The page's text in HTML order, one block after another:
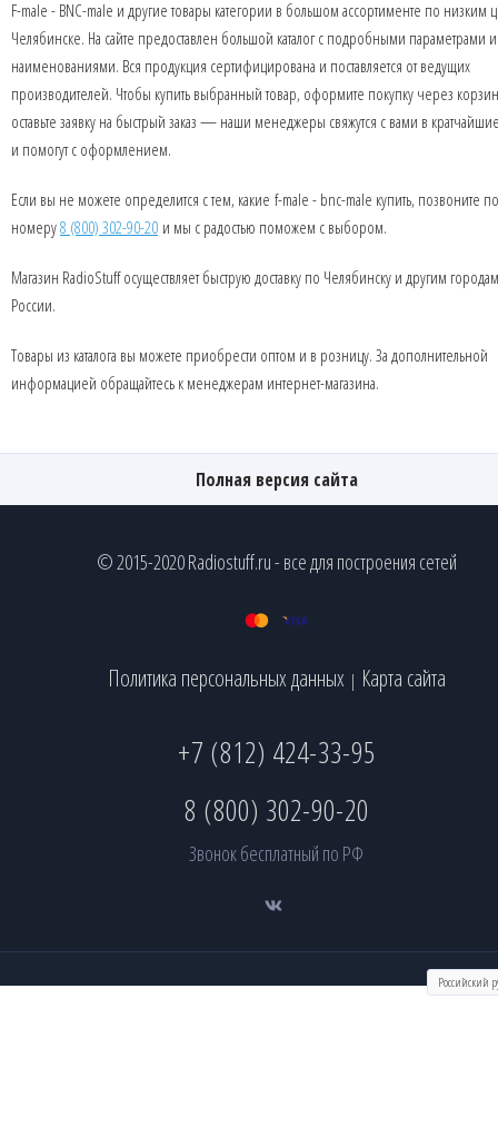
F-male - BNC-male и другие товары категории в большом ассортименте по низким
Челябинске. На сайте предоставлен большой каталог с подробными параметрами и
наименованиями. Вся продукция сертифицирована и поставляется от ведущих
производителей. Чтобы купить выбранный товар, оформите покупку через
оставьте заявку на быстрый заказ — наши менеджеры свяжутся с вами в
и помогут с оформлением.
Если вы не можете определится с тем, какие f-male - bnc-male купить, позвоните по
номеру8 (800) 302-90-20 и мы с радостью поможем с выбором.
Магазин RadioStuff осуществляет быструю доставку по Челябинску и другим городам
России.
Товары из каталога вы можете приобрести оптом и в розницу. За дополнительной
информацией обращайтесь к менеджерам интернет-магазина.
Полная версия сайта
© 2015-2020 Radiostuff.ru - все для построения сетей
Политика персональных данных | Карта сайта
+7 (812) 424-33-95
8 (800) 302-90-20
Звонок бесплатный по РФ